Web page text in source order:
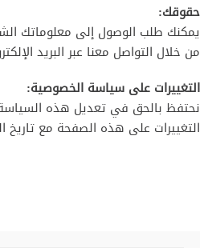
حقوقك:
يمكنك طلب الوصول إلى معلوماتك
من خلال التواصل معنا عبر البريد
التغييرات على سياسة الخصوصية:
نحتفظ بالحق في تعديل هذه
التغييرات على هذه الصفحة مع تاريخ